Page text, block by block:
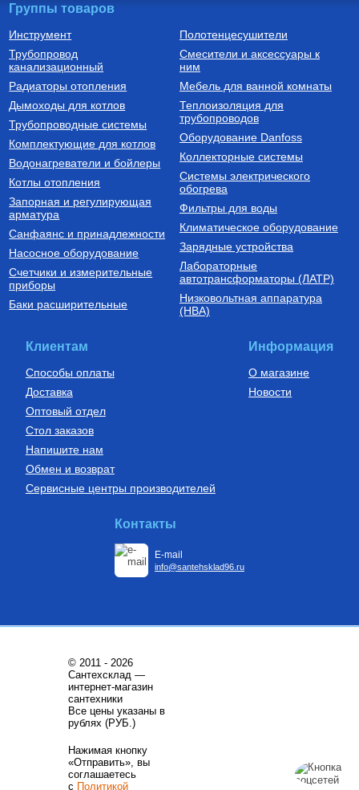
Полипропиленовая труба,
армированная стекловолокном
PN 20
армированная
стекловолокном D 20x2,8 PN
20
102Руб.
Купить
Комплектующие для котлов
Датчик для соединения
котлов Пантера с бойлером
2 750Руб.
Комплектующие для котлов
клапана FUGAS, артикул
5 950Руб.
Купить
Группы товаров
Инструмент
Трубопровод
канализационный
Радиаторы отопления
Дымоходы для котлов
Трубопроводные системы
Комплектующие для котлов
Водонагреватели и бойлеры
Котлы отопления
Запорная и регулирующая
арматура
Санфаянс и принадлежности
Насосное оборудование
Счетчики и измерительные
приборы
Баки расширительные
Полотенцесушители
Смесители и аксессуары к
ним
Мебель для ванной комнаты
Теплоизоляция для
трубопроводов
Оборудование Danfoss
Коллекторные системы
Системы электрического
обогрева
Фильтры для воды
Климатическое оборудование
Зарядные устройства
Лабораторные
автотрансформаторы (ЛАТР)
Низковольтная аппаратура
(НВА)
Клиентам
Способы оплаты
Доставка
Оптовый отдел
Стол заказов
Напишите нам
Обмен и возврат
Сервисные центры производителей
Информация
О магазине
Новости
Контакты
E-mail
info@santehsklad96.ru
© 2011 - 2026
Сантехсклад —
интернет-магазин
сантехники
Все цены указаны в
рублях (РУБ.)
Нажимая кнопку
«Отправить», вы
соглашаетесь
с Политикой